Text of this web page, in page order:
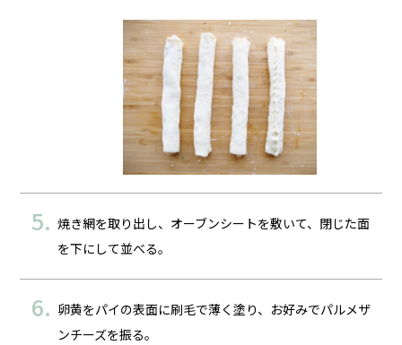
焼き網を取り出し、オーブンシートを敷いて、閉じた面
を下にして並べる。
卵黄をパイの表面に刷毛で薄く塗り、お好みでパルメザ
ンチーズを振る。